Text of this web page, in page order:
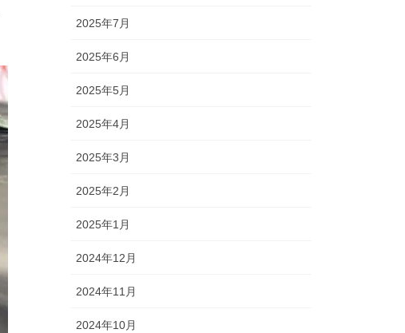
2025年7月
2025年6月
2025年5月
2025年4月
2025年3月
2025年2月
2025年1月
2024年12月
2024年11月
2024年10月